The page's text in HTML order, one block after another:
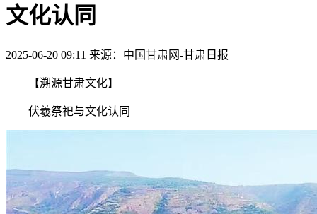
文化认同
2025-06-20 09:11 来源：中国甘肃网-甘肃日报
【溯源甘肃文化】
伏羲祭祀与文化认同